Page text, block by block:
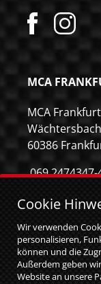
MCA
MCA
60386
069 2474347-
info@mca-
Cookie
Wir verwenden
personalisieren,
können und die
Außerdem geben
Website an unsere